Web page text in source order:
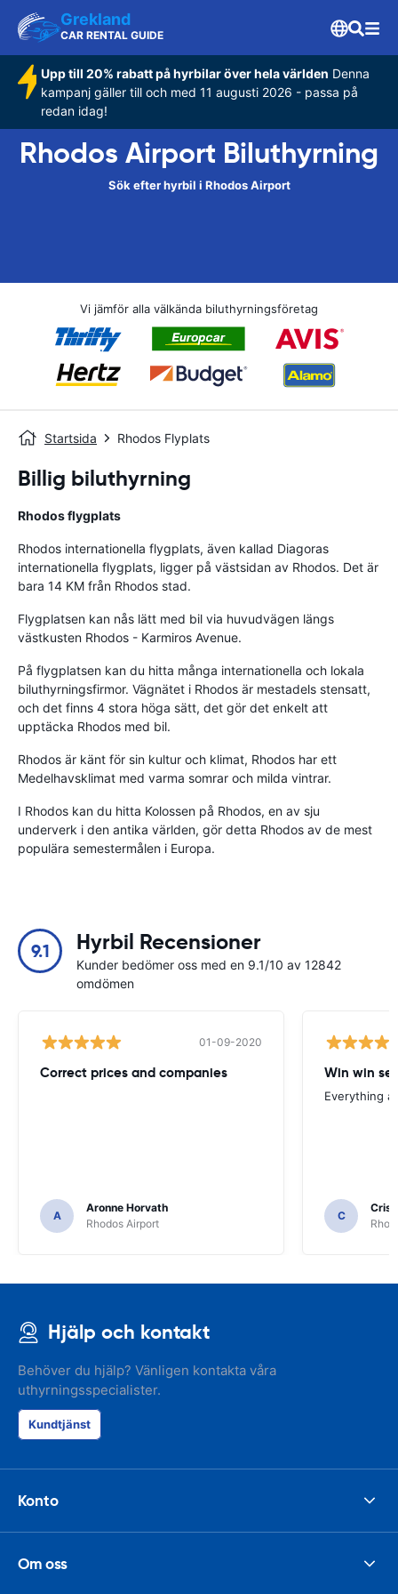
Grekland
CAR RENTAL GUIDE
Upp till 20% rabatt på hyrbilar över hela världen Denna
kampanj gäller till och med 11 augusti 2026 - passa på
redan idag!
Rhodos Airport Biluthyrning
Sök efter hyrbil i Rhodos Airport
Vi jämför alla välkända biluthyrningsföretag
Startsida Rhodos Flyplats
Billig biluthyrning
Rhodos flygplats
Rhodos internationella flygplats, även kallad Diagoras
internationella flygplats, ligger på västsidan av Rhodos. Det är
bara 14 KM från Rhodos stad.
Flygplatsen kan nås lätt med bil via huvudvägen längs
västkusten Rhodos - Karmiros Avenue.
På flygplatsen kan du hitta många internationella och lokala
biluthyrningsfirmor. Vägnätet i Rhodos är mestadels stensatt,
och det finns 4 stora höga sätt, det gör det enkelt att
upptäcka Rhodos med bil.
Rhodos är känt för sin kultur och klimat, Rhodos har ett
Medelhavsklimat med varma somrar och milda vintrar.
I Rhodos kan du hitta Kolossen på Rhodos, en av sju
underverk i den antika världen, gör detta Rhodos av de mest
populära semestermålen i Europa.
9.1 Hyrbil Recensioner
Kunder bedömer oss med en 9.1/10 av 12842
omdömen
01-09-2020
Correct prices and companies
A
Aronne Horvath
Rhodos Airport
Win win
Everything
C
Hjälp och kontakt
Behöver du hjälp? Vänligen kontakta våra
uthyrningsspecialister.
Kundtjänst
Konto
Om oss